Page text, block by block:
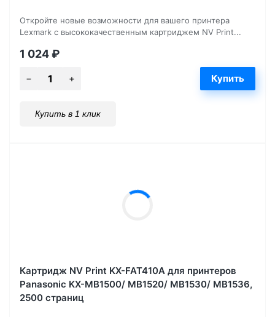
Откройте новые возможности для вашего принтера
Lexmark с высококачественным картриджем NV Print...
1 024₽
Купить в 1 клик
Картридж NV Print KX-FAT410A для принтеров
Panasonic KX-MB1500/ MB1520/ MB1530/ MB1536,
2500 страниц